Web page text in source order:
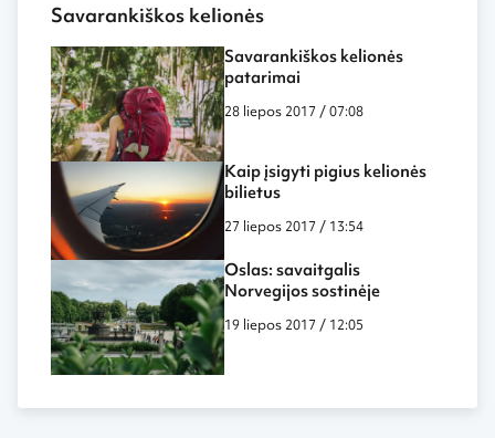
Savarankiškos kelionės
Savarankiškos kelionės
patarimai
28 liepos 2017 / 07:08
Kaip įsigyti pigius kelionės
bilietus
27 liepos 2017 / 13:54
Oslas: savaitgalis
Norvegijos sostinėje
19 liepos 2017 / 12:05